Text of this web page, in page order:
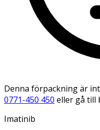
Denna förpackning är
0771-450 450 eller gå till
Imatinib